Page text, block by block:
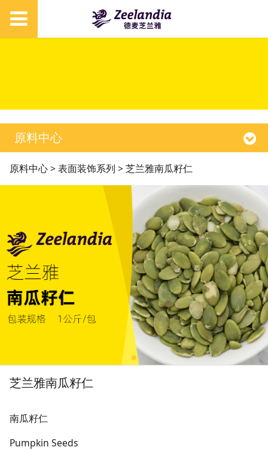
原料中心
芝兰雅南瓜籽仁
原料中心>表面装饰系列 >芝兰雅南瓜籽仁
芝兰雅南瓜籽仁
南瓜籽仁
Pumpkin Seeds